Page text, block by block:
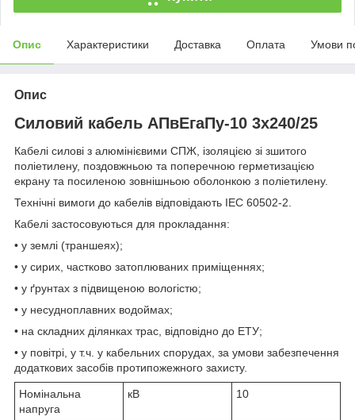
Опис Характеристики Доставка Оплата Умови
Опис
Силовий кабель АПвЕгаПу-10 3х240/25
Кабелі силові з алюмінієвими СПЖ, ізоляцією зі зшитого
поліетилену, поздовжньою та поперечною герметизацією
екрану та посиленою зовнішньою оболонкою з поліетилену.
Технічні вимоги до кабелів відповідають IEC 60502-2.
Кабелі застосовуються для прокладання:
• у землі (траншеях);
• у сирих, частково затоплюваних приміщеннях;
• у ґрунтах з підвищеною вологістю;
• у несудноплавних водоймах;
• на складних ділянках трас, відповідно до ЕТУ;
• у повітрі, у т.ч. у кабельних спорудах, за умови забезпечення
додаткових засобів протипожежного захисту.
Номінальна
напруга
кВ 10